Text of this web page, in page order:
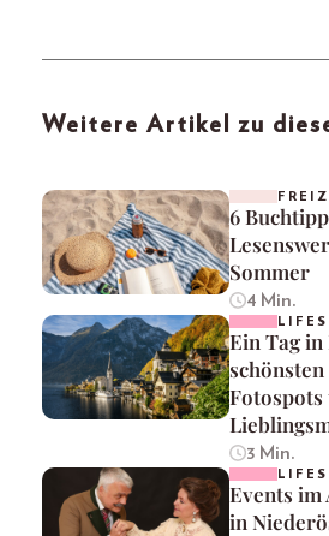
Weitere Artikel zu
6
Sommer
4 Min.
Ein Tag
schönsten
Fotospots
3 Min.
Events im
in